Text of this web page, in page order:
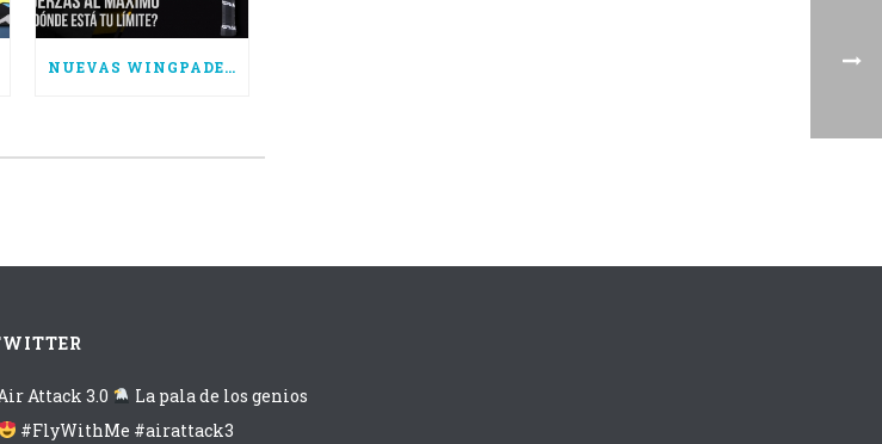
NUEVAS WINGPADEL AIR ATTACK 3.0, SUPERA TUS LÍMITES
Attack 3.0
La pala de los genios
#FlyWithMe #airattack3